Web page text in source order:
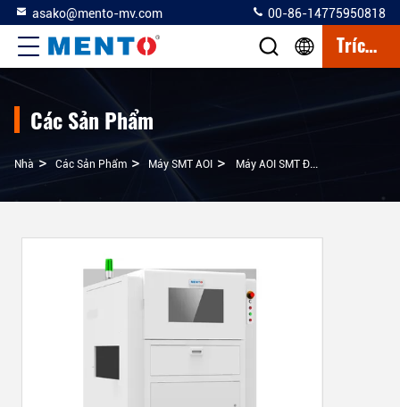
asako@mento-mv.com 00-86-14775950818
Trích Dẫn
Các Sản Phẩm
Nhà > Các Sản Phẩm > Máy SMT AOI > Máy AOI SMT Điều Khiển Nhiệt Độ Và Độ Ẩm Để Kiểm Tra Chính Xác